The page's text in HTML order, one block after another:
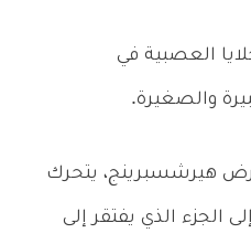
العصبية في
والصغيرة.
هيرشسبرينج، يتحرك
الجزء الذي يفتقر إلى